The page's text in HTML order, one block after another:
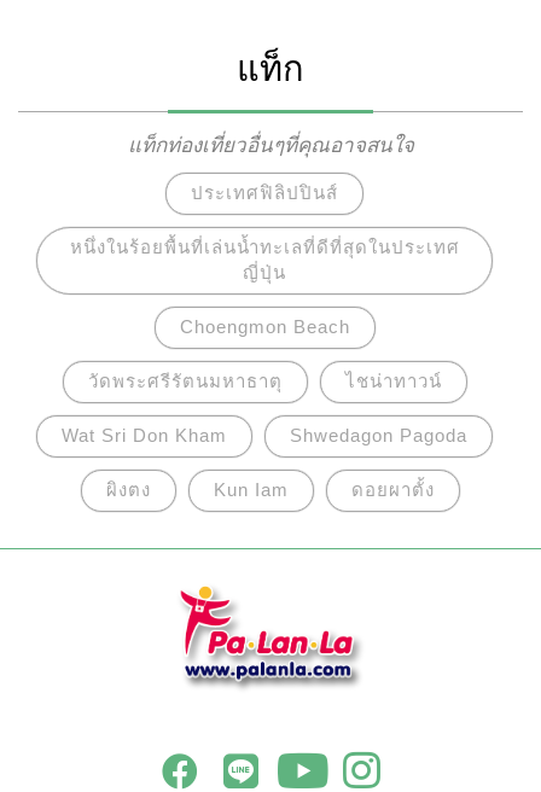
ให้ผู้คนเดินทางไปค้นหาและสัมผัสกับความน่า
อัศจรรย์นี้กับ 4 ถ้ำหินพุทธศาสนสถานที่ยิ่งใหญ่ของ
จีน อันได้แก่ ถ้ำหินมั่วเกา ถ้ำหินหลงเหมิน ถ้ำหินแกะ
สลักอวิ๋นกัง และ ถ้ำหินม่ายจีซาน
แท็ก
แท็กท่องเที่ยวอื่นๆที่คุณอาจสนใจ
ประเทศฟิลิปปินส์
หนึ่งในร้อยพื้นที่เล่นน้ำทะเลที่ดีที่สุดในประเทศ
ญี่ปุ่น
Choengmon Beach
วัดพระศรีรัตนมหาธาตุ ไชน่าทาวน์
Wat Sri Don Kham Shwedagon Pagoda
ผิงตง Kun Iam ดอยผาตั้ง